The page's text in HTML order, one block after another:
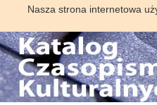
Nasza strona internetowa